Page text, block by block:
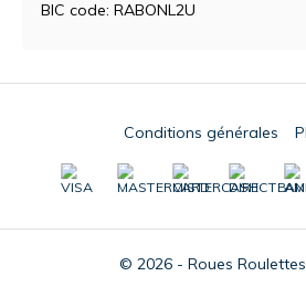
BIC code: RABONL2U
© 2026 - Roues
Conditions générales